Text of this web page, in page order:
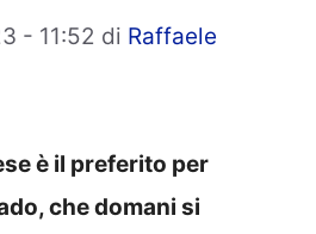
- 11:52 di Raffaele
è il preferito per
che domani si